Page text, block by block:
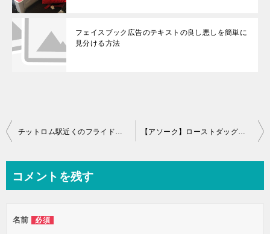
フェイスブック広告のテキストの良し悪しを簡単に
見分ける方法
投
ビ
ー
チットロム駅近くのフライドチキン屋台のコスパが良すぎる件 【アソーク】ローストダッグとタンシチューがうまいイェンリー食堂
コメントを残す
名前 必須